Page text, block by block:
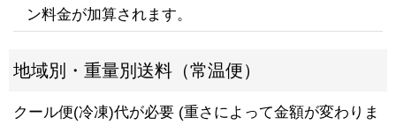
ン料金が加算されます。
地域別・重量別送料（常温便）
クール便(冷凍)代が必要 (重さによって金額が変わりま